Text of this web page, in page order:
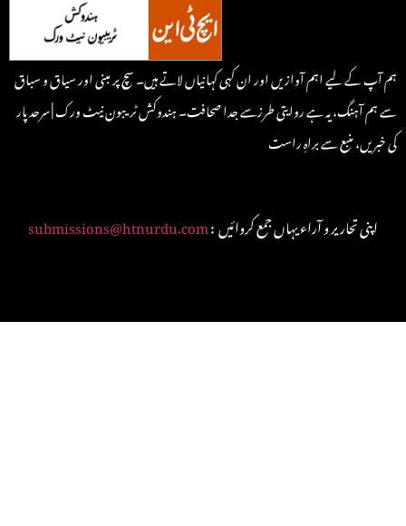
ہم آپ کے لیے اہم آوازیں اور ان کہی کہانیاں لاتے ہیں۔ سچ پر مبنی اور سیاق و سباق
سے ہم آہنگ، یہ ہے روایتی طرزسے جدا صحافت۔ ہندوکش ٹریبون نیٹ ورک | سرحد پار
کی خبریں، منبع سے براہِ راست
submissions@htnurdu.com : اپنی تحاریر و آراء یہاں جمع کروائیں